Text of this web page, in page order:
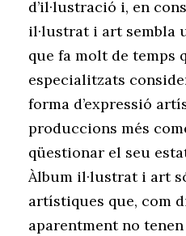
d’il·lustració i, en
il·lustrat i art sembla
que fa molt de temps
especialitzats
forma d’expressió
produccions més
qüestionar el seu
Àlbum il·lustrat i art
artístiques que, com
aparentment no